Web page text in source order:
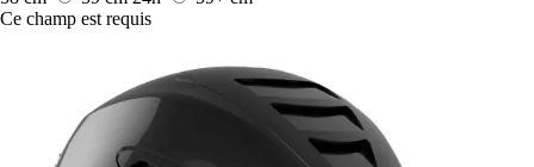
Ce champ est requis